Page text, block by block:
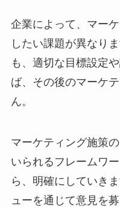
企業によって、マー
したい課題が異なり
も、適切な目標設定
ば、その後のマーケ
ん。
マーケティング施策
いられるフレームワ
ら、明確にしていき
ューを通じて意見を